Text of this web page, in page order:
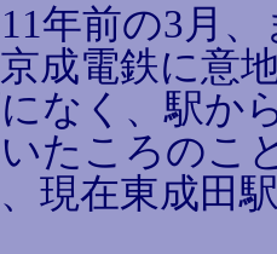
年前の3月、
成電鉄に意
なく、駅か
たころのこ
現在東成田